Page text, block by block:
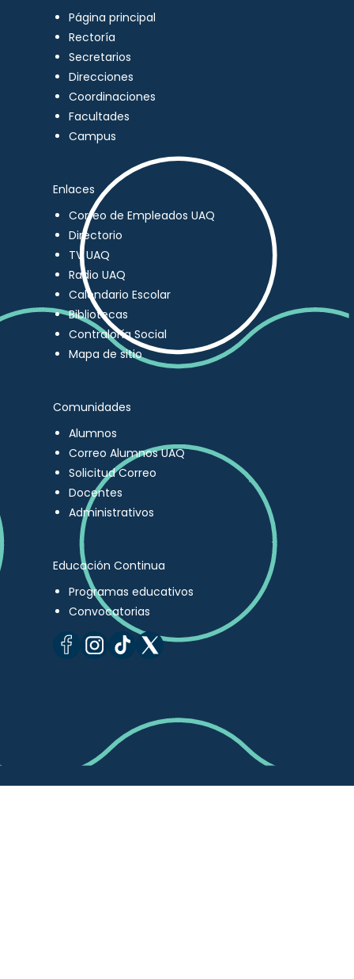
Página principal
Rectoría
Secretarios
Direcciones
Coordinaciones
Facultades
Campus
Enlaces
Correo de Empleados UAQ
Directorio
TV UAQ
Radio UAQ
Calendario Escolar
Bibliotecas
Contraloría Social
Mapa de sitio
Comunidades
Alumnos
Correo Alumnos UAQ
Solicitud Correo
Docentes
Administrativos
Educación Continua
Programas educativos
Convocatorias